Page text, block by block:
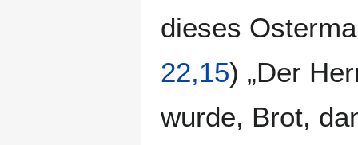
dieses
22,15) „Der
wurde, Brot,